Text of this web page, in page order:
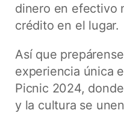
dinero en efectivo
crédito en el lugar.
Así que
experiencia única
Picnic 2024,
y la cultura se